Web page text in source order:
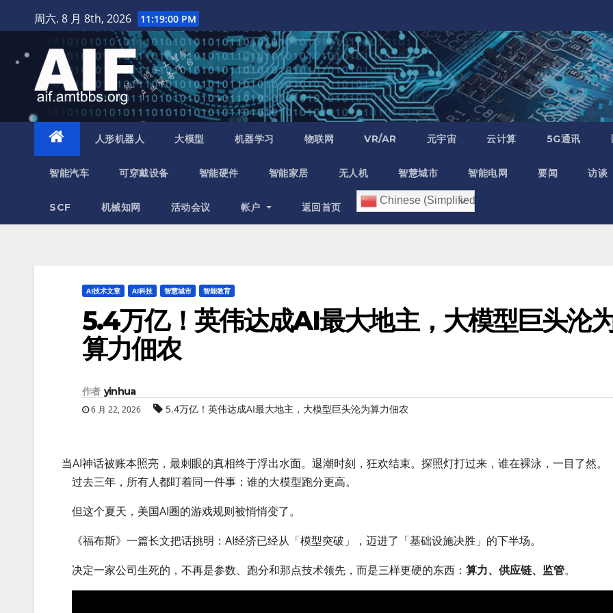
至
周六. 8 月 8th, 2026 11:19:02 PM
人形机器人 大模型 机器学习 物联网 VR/AR 元宇宙 云计算 5G通讯
智能汽车 可穿戴设备 智能硬件 智能家居 无人机 智慧城市 智能电网 要闻 访谈
SCF 机械知网 活动会议 帐户 返回首页
Chinese (Simplified)
AI技术文章 AI科技 智慧城市 智能教育
5.4万亿！英伟达成AI最大地主，大模型巨头沦
算力佃农
作者 yinhua
6 月 22, 2026 5.4万亿！英伟达成AI最大地主，大模型巨头沦为算力佃农
当AI神话被账本照亮，最刺眼的真相终于浮出水面。退潮时刻，狂欢结束。探照灯打过来，谁在裸泳，一目了然。
过去三年，所有人都盯着同一件事：谁的大模型跑分更高。
但这个夏天，美国AI圈的游戏规则被悄悄变了。
《福布斯》一篇长文把话挑明：AI经济已经从「模型突破」，迈进了「基础设施决胜」的下半场。
决定一家公司生死的，不再是参数、跑分和那点技术领先，而是三样更硬的东西： 算力、供应链、监管。